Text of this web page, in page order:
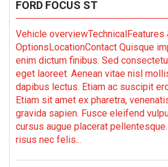
FORD FOCUS ST
Vehicle overviewTechnicalFeatures
OptionsLocationContact Quisque
enim dictum finibus. Sed
eget laoreet. Aenean vitae nisl
dapibus lectus. Etiam ac suscipit
Etiam sit amet ex pharetra,
gravida sapien. Fusce eleifend
cursus augue placerat
risus nec felis...